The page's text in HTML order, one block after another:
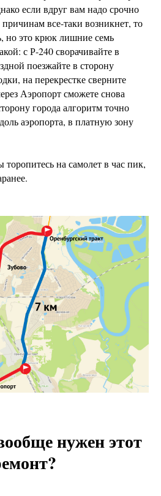
если вдруг вам надо срочно
все-таки возникнет, то
но это крюк лишние семь
с Р-240 сворачивайте в
поезжайте в сторону
на перекрестке сверните
Аэропорт сможете снова
города алгоритм точно
аэропорта, в платную зону
на самолет в час пик,
нужен этот